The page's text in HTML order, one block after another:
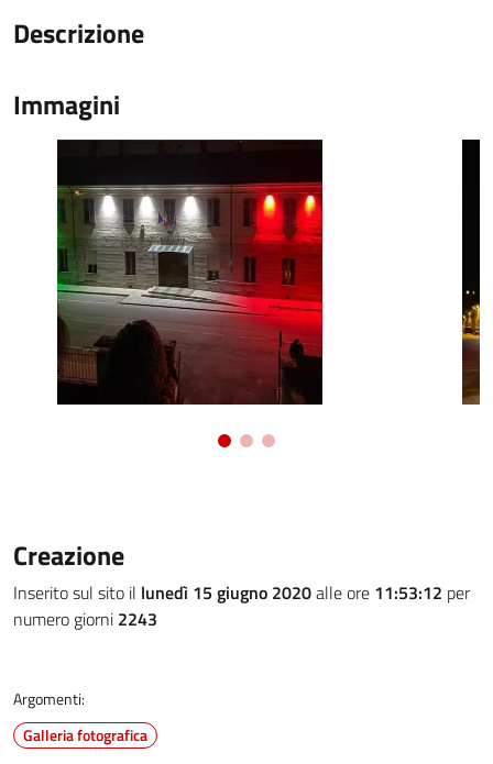
Descrizione
Immagini
Creazione
Inserito sul sito il lunedì 15 giugno 2020alle ore 11:53:12 per
numero giorni 2243
Argomenti:
Galleria fotografica